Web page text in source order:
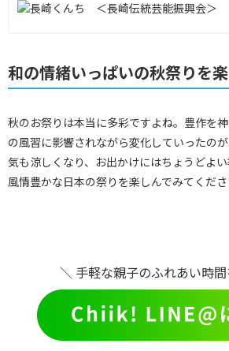
和の情緒いっぱいの秋祭りを楽
秋のお祭りは本当に多彩ですよね。豊作を
の風習に影響されながら変化していったの
気も涼しくなり、お出かけにはちょうどよ
風情豊かな日本の祭りを楽しんでみてくださ
＼ 手軽な親子のふれあい時